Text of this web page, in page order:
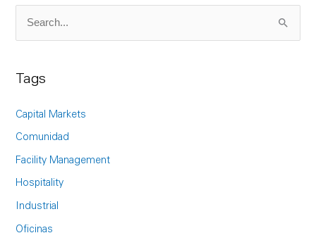
c
:
Tags
Capital Markets
Comunidad
Facility Management
Hospitality
Industrial
Oficinas